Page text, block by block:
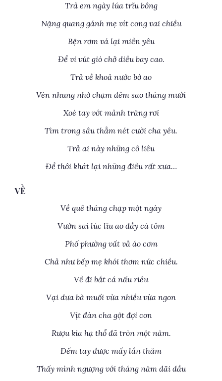
Trả em ngày lúa trĩu bông
Nặng quang gánh mẹ vít cong vai chiều
Bện rơm vá lại miền yêu
Để vi vút gió chở diều bay cao.
Trả về khoả nước bờ ao
Vén nhung nhớ chạm đêm sao tháng mười
Xoè tay vớt mảnh trăng rơi
Tìm trong sâu thẳm nét cười cha yêu.
Trả ai này những cô liêu
Để thôi khát lại những điều rất xưa…
VỀ
Về quê tháng chạp một ngày
Vườn sai lúc lỉu ao đầy cá tôm
Phố phường vất vả áo cơm
Chả như bếp mẹ khói thơm nức chiều.
Về đi bắt cá nấu riêu
Vại dưa bà muối vừa nhiều vừa ngon
Vịt đàn cha gột đợi con
Rượu kia hạ thổ đã tròn một năm.
Đếm tay được mấy lần thăm
Thấy mình ngượng với tháng năm dãi dầu